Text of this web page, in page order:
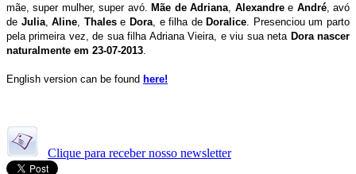
mãe, super mulher, super avó.Mãe de Adriana Alexandree André, avó
de Julia, Aline Thalese Dora, e filha deDoralice . Presenciou um parto
pela primeira vez, de sua filha Adriana Vieira, e viu sua neta Dora nascer
naturalmente em 23-07-2013
English version can be found here!
Clique para receber nosso newsletter